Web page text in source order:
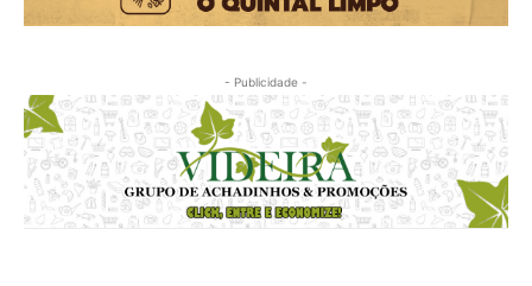
- Publicidade -